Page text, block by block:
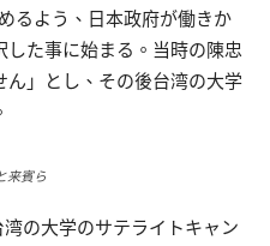
るよう、日本政府が働きか
た事に始まる。当時の陳忠
」とし、その後台湾の大学
来賓ら
の大学のサテライトキャン